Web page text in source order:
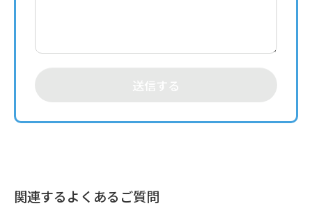
送信する
関連するよくあるご質問